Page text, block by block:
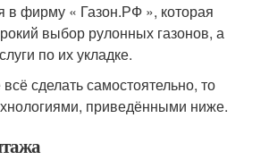
в фирму « Газон.РФ », которая
выбор рулонных газонов, а
по их укладке.
сделать самостоятельно, то
приведёнными ниже.